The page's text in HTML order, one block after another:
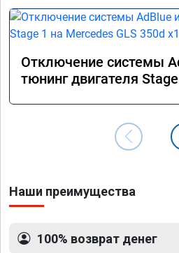
Отключение системы
тюнинг двигателя
Наши преимущества
100% возврат денег